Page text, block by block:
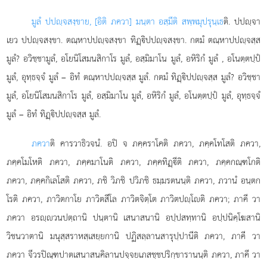
มูลํ ปปฺจสงฺขาย, [อิติ ภควา] มนฺตา อสฺมีติ สพฺพมุปรุนฺเธติ. ปปฺจา
เยว ปปฺจสงฺขา. ตณฺหาปปฺจสงฺขา ทิฏฺิปปฺจสงฺขา. กตมํ ตณฺหาปปฺจสฺส
มูลํ? อวิชฺชามูลํ, อโยนิโสมนสิกาโรมูลํ, อสฺมิมาโน มูลํ, อหิริกํ มูลํ , อโนตฺตปฺปํ
มูลํ, อุทฺธจฺจํ มูลํ – อิทํ ตณฺหาปปฺจสฺส มูลํ. กตมํ ทิฏฺิปปฺจสฺส มูลํ? อวิชฺชา
มูลํ, อโยนิโสมนสิกาโร มูลํ, อสฺมิมาโน มูลํ, อหิริกํ มูลํ, อโนตฺตปฺปํ มูลํ, อุทฺธจฺจํ
มูลํ – อิทํ ทิฏฺิปปฺจสฺส มูลํ.
ภควาติ คารวาธิวจนํ. อปิ จ ภคฺคราโคติ ภควา, ภคฺคโทโสติ ภควา,
ภคฺคโมโหติ ภควา, ภคฺคมาโนติ ภควา, ภคฺคทิฏฺีติ ภควา, ภคฺคกณฺฑโกติ
ภควา, ภคฺคกิเลโสติ ภควา, ภชิ วิภชิ ปวิภชิ ธมฺมรตนนฺติ ภควา, ภวานํ อนฺตก
โรติ ภควา, ภาวิตกาโย ภาวิตสีโล ภาวิตจิตฺโต ภาวิตปฺโติ ภควา; ภาคี วา
ภควา อรฺวนปตฺถานิ ปนฺตานิ เสนาสนานิ อปฺปสทฺทานิ อปฺปนิคฺโฆสานิ
วิชนวาตานิ มนุสฺสราหสฺเสยฺยกานิ ปฏิสลฺลานสารุปฺปานีติ ภควา, ภาคี วา
ภควา จีวรปิณฺฑปาตเสนาสนคิลานปจฺจยเภสชฺชปริกฺขารานนฺติ ภควา, ภาคี วา